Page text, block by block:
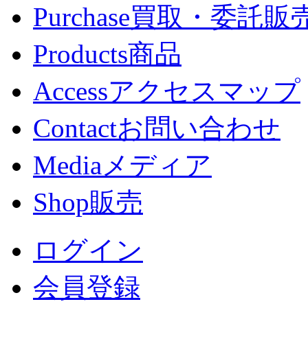
Purchase買取・委託販
Products商品
Accessアクセスマップ
Contactお問い合わせ
Mediaメディア
Shop販売
ログイン
会員登録